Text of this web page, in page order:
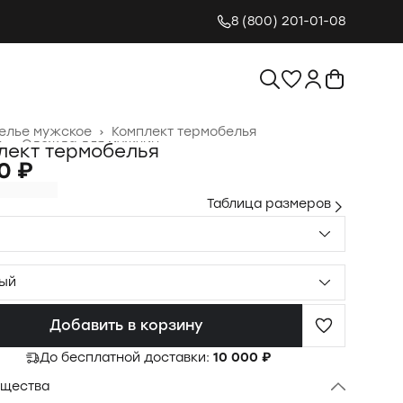
8 (800) 201-01-08
Комплект термобелья
мужское ›
Одежда для мужчин
› термобелья
₽
Таблица размеров
Добавить в корзину
До бесплатной доставки: 10 000 ₽